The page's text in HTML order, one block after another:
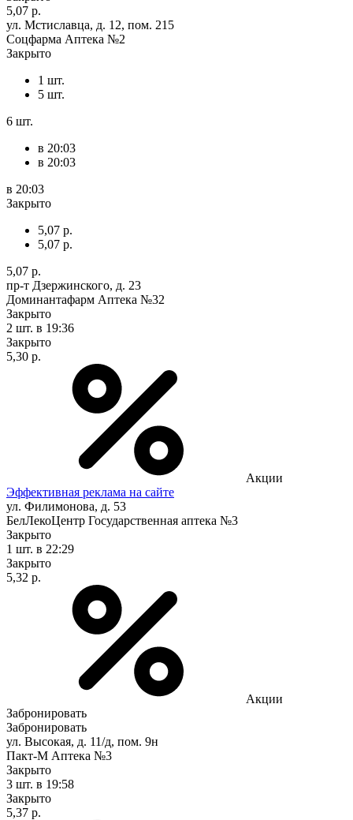
5,07 р.
ул. Мстиславца, д. 12, пом. 215
Соцфарма Аптека №2
Закрыто
1 шт.
5 шт.
6 шт.
в 20:03
в 20:03
в 20:03
Закрыто
5,07 р.
5,07 р.
5,07 р.
пр-т Дзержинского, д. 23
Доминантафарм Аптека №32
Закрыто
2 шт. в 19:36
Закрыто
5,30 р.
Акции
Эффективная реклама на сайте
ул. Филимонова, д. 53
БелЛекоЦентр Государственная аптека №3
Закрыто
1 шт. в 22:29
Закрыто
5,32 р.
Акции
Забронировать
Забронировать
ул. Высокая, д. 11/д, пом. 9н
Пакт-М Аптека №3
Закрыто
3 шт. в 19:58
Закрыто
5,37 р.